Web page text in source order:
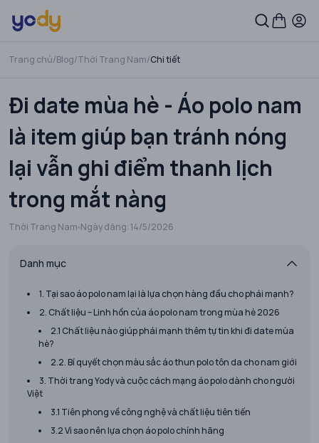
Trang chủ/Blog/Thời Trang Nam/Chi tiết
Đi date mùa hè - Áo polo nam
là item giúp bạn tránh nóng
lại vẫn ghi điểm thanh lịch
trong mắt nàng
Thời Trang Nam Ngày đăng:14/5/2026
Danh mục
1. Tại sao áo polo nam lại là lựa chọn hàng đầu cho phái mạnh?
2. Chất liệu – Linh hồn của áo polo nam trong mùa hè 2026
2.1 Chất liệu nào giúp phái mạnh thêm tự tin khi đi date mùa
hè?
2.2. Bí quyết chọn màu sắc áo thun polo tôn da cho nam giới
3. Thời trang Yody và cuộc cách mạng áo polo dành cho người
Việt
3.1 Tiên phong về công nghệ và chất liệu tiên tiến
3.2 Vì sao nên lựa chọn áo polo chính hãng